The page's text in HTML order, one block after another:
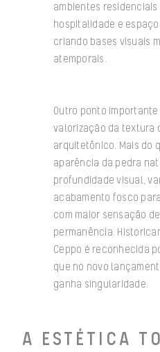
ambientes
hospitalidade e
criando bases visuais
atemporais.
Outro ponto
valorização da textura
arquitetônico. Mais do
aparência da pedra
profundidade visual,
acabamento fosco
com maior sensação
permanência.
Ceppo é reconhecida
que no novo
ganha singularidade.
A ESTÉTICA